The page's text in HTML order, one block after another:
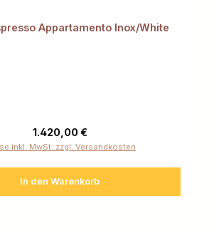
Appartamento Inox/White
Regulärer Preis:
1.420,00 €
inkl. MwSt. zzgl. Versandkosten
In den Warenkorb